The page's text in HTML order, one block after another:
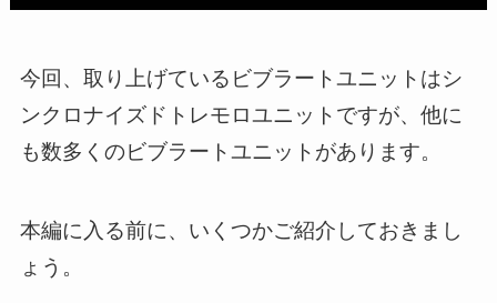
今回、取り上げているビブラートユニットはシ
ンクロナイズドトレモロユニットですが、他に
も数多くのビブラートユニットがあります。
本編に入る前に、いくつかご紹介しておきまし
ょう。